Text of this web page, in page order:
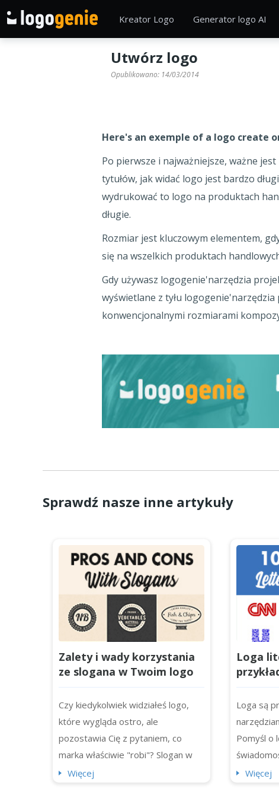
Kreator Logo Generator logo AI
Utwórz logo
Opublikowano: 14/03/2014
Here's an exemple of a logo create
Po pierwsze i najważniejsze, ważne
tytułów, jak widać logo jest bardzo
wydrukować to logo na produktach
długie.
Rozmiar jest kluczowym elementem,
się na wszelkich produktach
Gdy używasz logogenie'narzędzia
wyświetlane z tyłu
konwencjonalnymi rozmiarami
Sprawdź nasze inne artykuły
Zalety i wady korzystania
ze slogana w Twoim logo
Czy kiedykolwiek widziałeś logo,
które wygląda ostro, ale
pozostawia Cię z pytaniem, co
marka właściwie "robi"? Slogan w
logo może być pomocny. Slogany
Więcej
Loga
swojej
Loga są
Pomyśl o
Więcej